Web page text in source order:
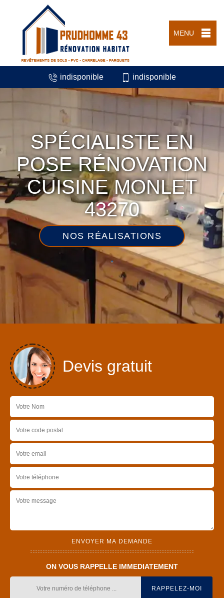
MENU
indisponible indisponible
SPÉCIALISTE EN
POSE RÉNOVATION
CUISINE MONLET
43270
NOS RÉALISATIONS
Devis gratuit
ON VOUS RAPPELLE IMMEDIATEMENT